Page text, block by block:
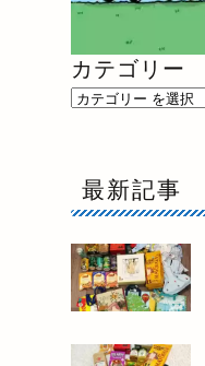
カテゴリー
最新記事